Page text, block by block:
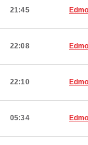
21:45
22:08
22:10
05:34